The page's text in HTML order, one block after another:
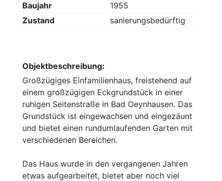
Baujahr
1955
Zustand
sanierungsbedürftig
Objektbeschreibung:
Großzügiges Einfamilienhaus, freistehend auf
einem großzügigen Eckgrundstück in einer
ruhigen Seitenstraße in Bad Oeynhausen. Das
Grundstück ist eingewachsen und eingezäunt
und bietet einen rundumlaufenden Garten mit
verschiedenen Bereichen.
Das Haus wurde in den vergangenen Jahren
etwas aufgearbeitet, bietet aber noch viel